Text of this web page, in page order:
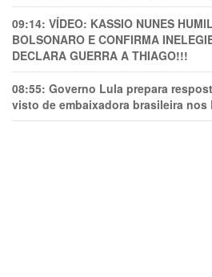
09:14: VÍDEO: KASSIO NUNES
BOLSONARO E CONFIRMA
DECLARA GUERRA A THIAGO!!!
08:55: Governo Lula prepara
visto de embaixadora brasileira nos